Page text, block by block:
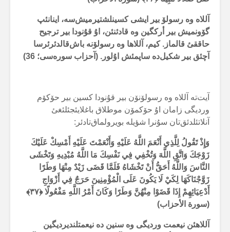
آللاە وە رسولۆ بیر ایشی کسینلشتیرمیش‌سە، اینانئپ
گۆونمیش بیر أرکگین وە قادئنئن، اۇ قۇنودا بیر ترجیح
حاققئ قالماز. کیم، آللاها وە رسولۆنە باش‌قالدئرئرسا
آچئق بیر شکیل‌دە ساپمئش اۇلور. (آحزاب سورەسی؛ 36)
آیت‌تە آللاە وە رسولۆنۆن بیر قۇنودا کسین بیر حۆکۆم
وردیگی زامان اۇ حۆکمۆن موطلاق باغلایئجئلئغئ
آنلاتئلدئق‌تان سۇنرا شؤیلە بویرولماق‌تادئر:
وَإِذْ تَقُولُ لِلَّذِي أَنْعَمَ اللَّهُ عَلَيْهِ وَأَنْعَمْتَ عَلَيْهِ أَمْسِكْ عَلَيْكَ
زَوْجَكَ وَاتَّقِ اللَّهَ وَتُخْفِي فِي نَفْسِكَ مَا اللَّهُ مُبْدِيهِ وَتَخْشَى
النَّاسَ وَاللَّهُ أَحَقُّ أَنْ تَخْشَاهُ فَلَمَّا قَضَى زَيْدٌ مِنْهَا وَطَرًا
زَوَّجْنَاكَهَا لِكَيْ لَا يَكُونَ عَلَى الْمُؤْمِنِينَ حَرَجٌ فِي أَزْوَاجِ
أَدْعِيَائِهِمْ إِذَا قَضَوْا مِنْهُنَّ وَطَرًا وَكَانَ أَمْرُ اللَّهِ مَفْعُولًا
﴿۳۷﴾
(سورة الأحزاب)
آللاهئن نیعمت وردیگی وە سنین دە نیعمتلندیردیگین